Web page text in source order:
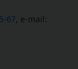
67, e-mail: